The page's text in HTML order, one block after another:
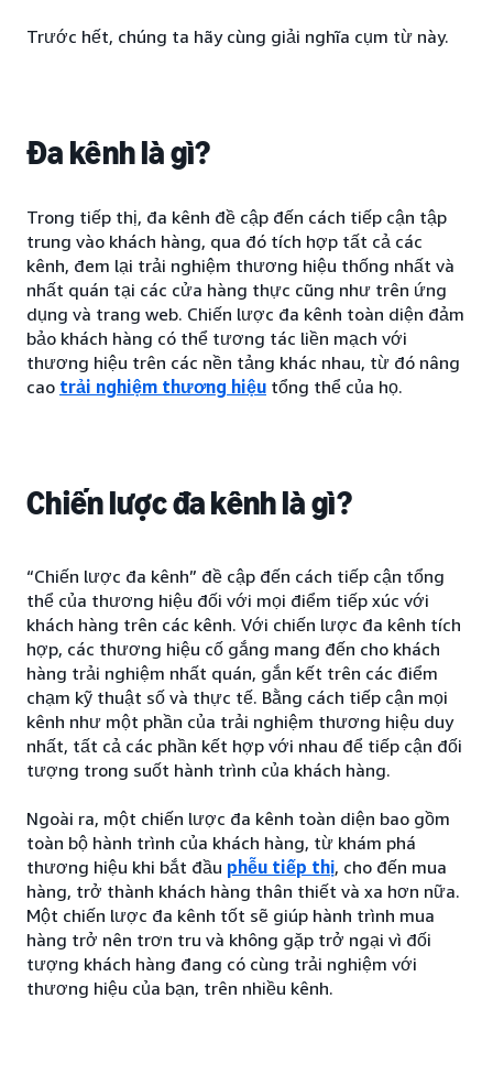
Trước hết, chúng ta hãy cùng giải nghĩa cụm từ này.
Đa kênh là gì?
Trong tiếp thị, đa kênh đề cập đến cách tiếp cận tập
trung vào khách hàng, qua đó tích hợp tất cả các
kênh, đem lại trải nghiệm thương hiệu thống nhất và
nhất quán tại các cửa hàng thực cũng như trên ứng
dụng và trang web. Chiến lược đa kênh toàn diện đảm
bảo khách hàng có thể tương tác liền mạch với
thương hiệu trên các nền tảng khác nhau, từ đó nâng
cao trải nghiệm thương hiệu tổng thể của họ.
Chiến lược đa kênh là gì?
“Chiến lược đa kênh” đề cập đến cách tiếp cận tổng
thể của thương hiệu đối với mọi điểm tiếp xúc với
khách hàng trên các kênh. Với chiến lược đa kênh tích
hợp, các thương hiệu cố gắng mang đến cho khách
hàng trải nghiệm nhất quán, gắn kết trên các điểm
chạm kỹ thuật số và thực tế. Bằng cách tiếp cận mọi
kênh như một phần của trải nghiệm thương hiệu duy
nhất, tất cả các phần kết hợp với nhau để tiếp cận đối
tượng trong suốt hành trình của khách hàng.
Ngoài ra, một chiến lược đa kênh toàn diện bao gồm
toàn bộ hành trình của khách hàng, từ khám phá
thương hiệu khi bắt đầu phễu tiếp thị, cho đến mua
hàng, trở thành khách hàng thân thiết và xa hơn nữa.
Một chiến lược đa kênh tốt sẽ giúp hành trình mua
hàng trở nên trơn tru và không gặp trở ngại vì đối
tượng khách hàng đang có cùng trải nghiệm với
thương hiệu của bạn, trên nhiều kênh.